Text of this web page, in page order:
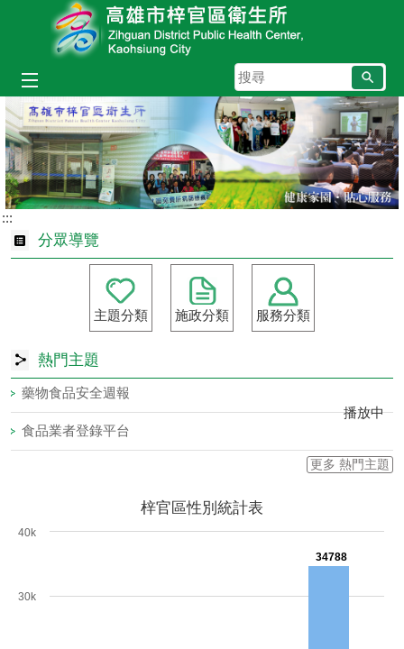
跳到主要內容區塊
搜
尋
:::
分眾導覽
主題分類 施政分類 服務分類
播放中
熱門主題
COVID-19疫苗專區
我們的愛依然在-認識油症
前
至: